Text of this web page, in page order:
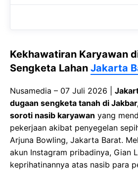
Kekhawatiran Karyawan
Sengketa Lahan Jakarta
Nusamedia – 07 Juli 2026 |
dugaan sengketa tanah di
soroti nasib karyawan yang
pekerjaan akibat penyegelan
Arjuna Bowling, Jakarta Barat.
akun Instagram pribadinya, Gian
keprihatinannya atas nasib para